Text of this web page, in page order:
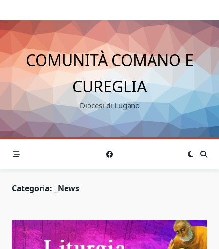
COMUNITÀ COMANO E
CUREGLIA
Diocesi di Lugano
Categoria: _News